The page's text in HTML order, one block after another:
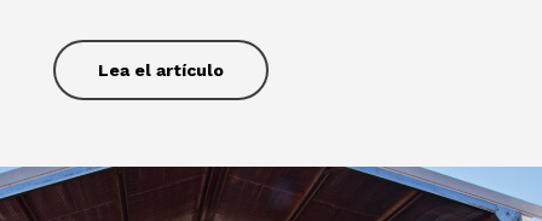
Lea el artículo